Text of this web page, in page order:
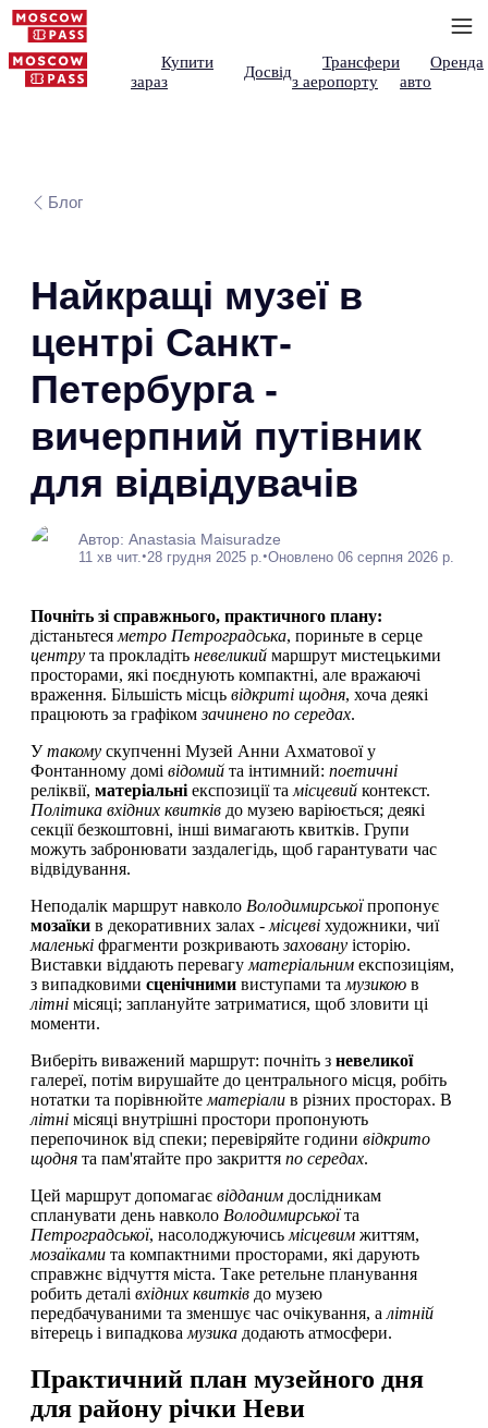
Купити
зараз
Досвід
Трансфери
з аеропорту
Оренда
авто
Блог
Найкращі музеї в
центрі Санкт-
Петербурга -
вичерпний путівник
для відвідувачів
Автор: Anastasia Maisuradze
11 хв чит. •28 грудня 2025 р. •Оновлено 06 серпня 2026 р.
Почніть зі справжнього, практичного плану:
дістаньтеся метро Петроградська, пориньте в серце
центру та прокладіть невеликий маршрут мистецькими
просторами, які поєднують компактні, але вражаючі
враження. Більшість місць відкриті щодня, хоча деякі
працюють за графікомзачинено по середах.
Утакому скупченні Музей Анни Ахматової у
Фонтанному домі відомий та інтимний: поетичні
реліквії, матеріальні експозиції та місцевий контекст.
Політика вхідних квитків до музею варіюється; деякі
секції безкоштовні, інші вимагають квитків. Групи
можуть забронювати заздалегідь, щоб гарантувати час
відвідування.
Неподалік маршрут навколо Володимирськоїпропонує
мозаїки в декоративних залах - місцеві художники, чиї
маленькі фрагменти розкриваютьзаховану історію.
Виставки віддають перевагу матеріальним експозиціям,
з випадковими сценічними виступами та музикою в
літні місяці; заплануйте затриматися, щоб зловити ці
моменти.
Виберіть виважений маршрут: почніть з невеликої
галереї, потім вирушайте до центрального місця, робіть
нотатки та порівнюйте матеріали в різних просторах. В
літні місяці внутрішні простори пропонують
перепочинок від спеки; перевіряйте години відкрито
щодня та пам'ятайте про закриття по середах.
Цей маршрут допомагає відданим дослідникам
спланувати день навколо Володимирськоїта
Петроградської, насолоджуючись місцевим життям,
мозаїками та компактними просторами, які дарують
справжнє відчуття міста. Таке ретельне планування
робить деталі вхідних квитків до музею
передбачуваними та зменшує час очікування, а літній
вітерець і випадкова музика додають атмосфери.
Практичний план музейного дня
для району річки Неви